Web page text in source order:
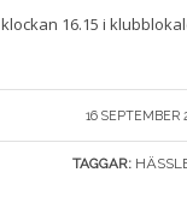
16.15 i
16 SEPTEMBER
/
TAGGAR: